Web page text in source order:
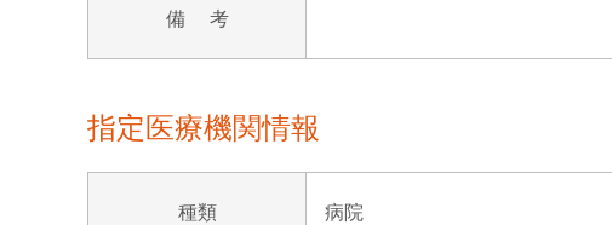
備 考
指定医療機関情報
種類 病院